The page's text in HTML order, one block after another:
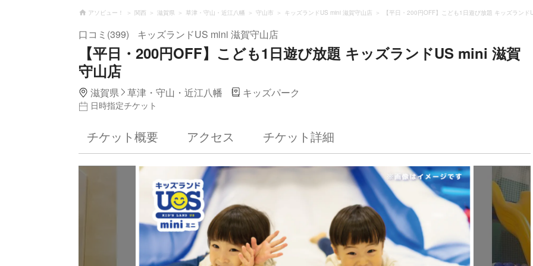
アソビュー！ 関西 滋賀県 草津・守山・近江八幡 守山市 キッズランドUS mini 滋賀守山店 【平日・200円OFF】こども1日遊び放題 キッズランド
口コミ(399) キッズランドUS mini 滋賀守山店
【平日・200円OFF】こども1日遊び放題 キッズランドUS mini 滋賀
守山店
滋賀県 草津・守山・近江八幡 キッズパーク
日時指定チケット
チケット概要 アクセス チケット詳細